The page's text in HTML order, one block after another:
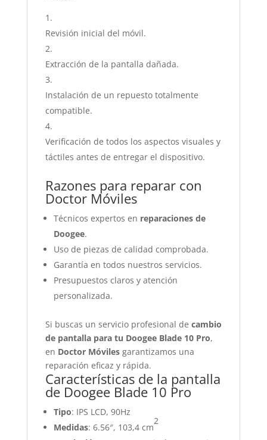
Revisión inicial del móvil.
Extracción de la pantalla dañada.
Instalación de un repuesto totalmente
compatible.
Verificación de todos los aspectos visuales y
táctiles antes de entregar el dispositivo.
Razones para reparar con
Doctor Móviles
Técnicos expertos en reparaciones de
Doogee.
Uso de piezas de calidad comprobada.
Garantía en todos nuestros servicios.
Presupuestos claros y atención
personalizada.
Si buscas un servicio profesional de cambio
de pantalla para tu Doogee Blade 10 Pro,
en Doctor Móvilesgarantizamos una
reparación eficaz y rápida.
Características de la pantalla
de Doogee Blade 10 Pro
Tipo: IPS LCD, 90Hz
Medidas: 6.56″, 103,4 cm
2